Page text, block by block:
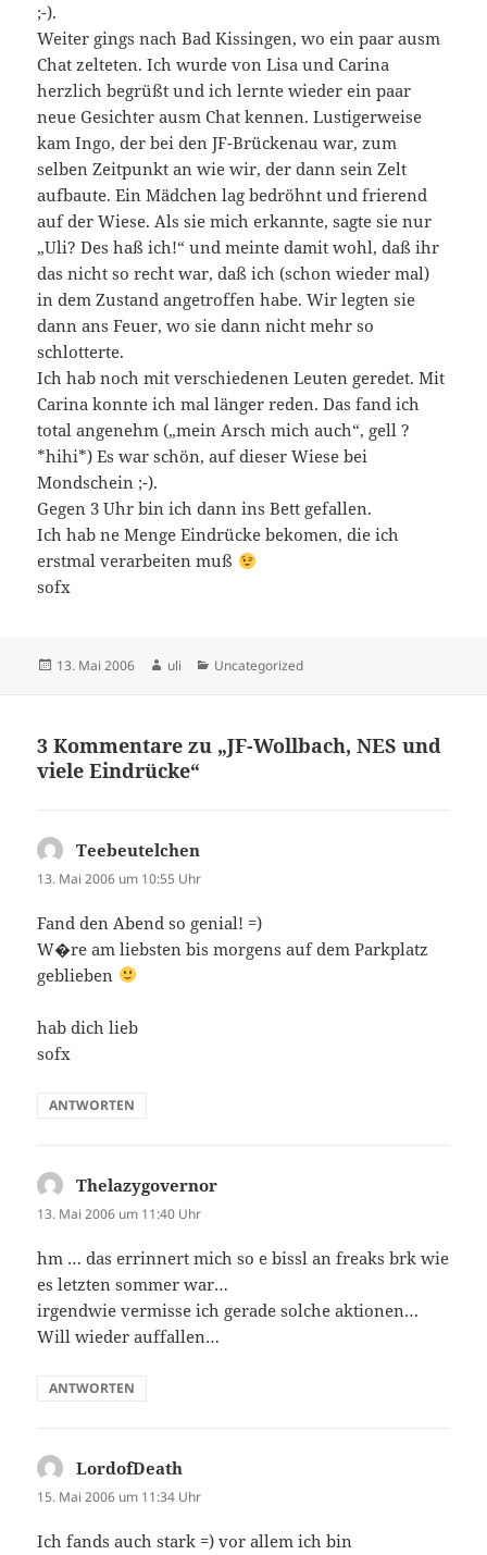
;-).
Weiter gings nach Bad Kissingen, wo ein paar ausm
Chat zelteten. Ich wurde von Lisa und Carina
herzlich begrüßt und ich lernte wieder ein paar
neue Gesichter ausm Chat kennen. Lustigerweise
kam Ingo, der bei den JF-Brückenau war, zum
selben Zeitpunkt an wie wir, der dann sein Zelt
aufbaute. Ein Mädchen lag bedröhnt und frierend
auf der Wiese. Als sie mich erkannte, sagte sie nur
„Uli? Des haß ich!“ und meinte damit wohl, daß ihr
das nicht so recht war, daß ich (schon wieder mal)
in dem Zustand angetroffen habe. Wir legten sie
dann ans Feuer, wo sie dann nicht mehr so
schlotterte.
Ich hab noch mit verschiedenen Leuten geredet. Mit
Carina konnte ich mal länger reden. Das fand ich
total angenehm („mein Arsch mich auch“, gell ?
*hihi*) Es war schön, auf dieser Wiese bei
Mondschein ;-).
Gegen 3 Uhr bin ich dann ins Bett gefallen.
Ich hab ne Menge Eindrücke bekomen, die ich
erstmal verarbeiten muß
sofx
Veröffentlicht
13. Mai 2006 Autor
uli Kategorien
Uncategorized
3 Kommentare zu „JF-Wollbach, NES und
viele Eindrücke“
Teebeutelchen
13. Mai 2006 um 10:55 Uhr
Fand den Abend so genial! =)
W�re am liebsten bis morgens auf dem Parkplatz
geblieben
hab dich lieb
sofx
ANTWORTEN
Thelazygovernor
13. Mai 2006 um 11:40 Uhr
hm … das errinnert mich so e bissl an freaks brk wie
es letzten sommer war…
irgendwie vermisse ich gerade solche aktionen…
Will wieder auffallen…
ANTWORTEN
LordofDeath
15. Mai 2006 um 11:34 Uhr
Ich fands auch stark =) vor allem ich bin